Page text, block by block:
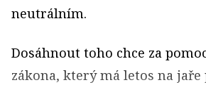
neutrálním.
Dosáhnout toho chce za
zákona, který má letos na